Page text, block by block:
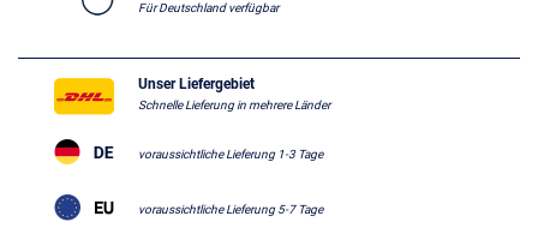
Für Deutschland verfügbar
Unser Liefergebiet
Schnelle Lieferung in mehrere Länder
voraussichtliche Lieferung 1-3 Tage
voraussichtliche Lieferung 5-7 Tage